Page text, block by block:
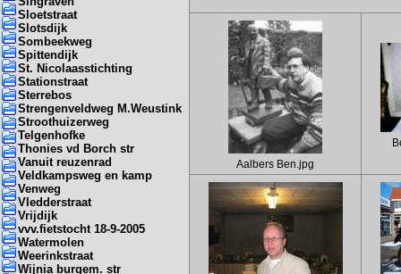
Sloetstraat
Slotsdijk
Sombeekweg
Spittendijk
St. Nicolaasstichting
Stationstraat
Sterrebos
Strengenveldweg M.Weustink
Stroothuizerweg
Telgenhofke
Thonies vd Borch str
Vanuit reuzenrad
Veldkampsweg en kamp
Venweg
Vledderstraat
Vrijdijk
vvv.fietstocht 18-9-2005
Watermolen
Weerinkstraat
Wijnia burgem. str
Aalbers Ben.jpg